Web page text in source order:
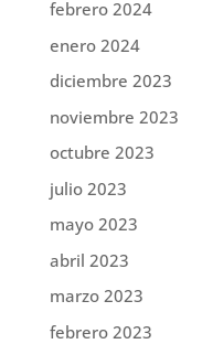
febrero 2024
enero 2024
diciembre 2023
noviembre 2023
octubre 2023
julio 2023
mayo 2023
abril 2023
marzo 2023
febrero 2023